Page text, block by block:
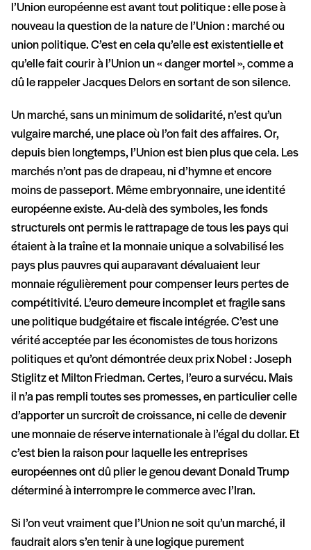
l’Union européenne est avant tout politique : elle pose à
nouveau la question de la nature de l’Union : marché ou
union politique. C’est en cela qu’elle est existentielle et
qu’elle fait courir à l’Union un « danger mortel », comme a
dû le rappeler Jacques Delors en sortant de son silence.
Un marché, sans un minimum de solidarité, n’est qu’un
vulgaire marché, une place où l’on fait des affaires. Or,
depuis bien longtemps, l’Union est bien plus que cela. Les
marchés n’ont pas de drapeau, ni d’hymne et encore
moins de passeport. Même embryonnaire, une identité
européenne existe. Au-delà des symboles, les fonds
structurels ont permis le rattrapage de tous les pays qui
étaient à la traîne et la monnaie unique a solvabilisé les
pays plus pauvres qui auparavant dévaluaient leur
monnaie régulièrement pour compenser leurs pertes de
compétitivité. L’euro demeure incomplet et fragile sans
une politique budgétaire et fiscale intégrée. C’est une
vérité acceptée par les économistes de tous horizons
politiques et qu’ont démontrée deux prix Nobel : Joseph
Stiglitz et Milton Friedman. Certes, l’euro a survécu. Mais
il n’a pas rempli toutes ses promesses, en particulier celle
d’apporter un surcroît de croissance, ni celle de devenir
une monnaie de réserve internationale à l’égal du dollar. Et
c’est bien la raison pour laquelle les entreprises
européennes ont dû plier le genou devant Donald Trump
déterminé à interrompre le commerce avec l’Iran.
Si l’on veut vraiment que l’Union ne soit qu’un marché, il
faudrait alors s’en tenir à une logique purement